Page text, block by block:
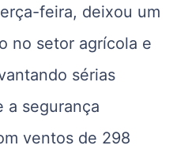
feira, deixou um
no setor agrícola e
sérias
a segurança
ventos de 298